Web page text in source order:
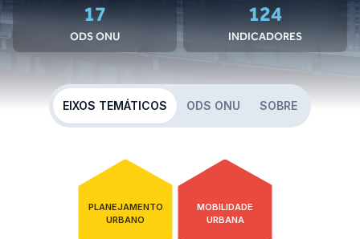
17
ODS ONU
124
INDICADORES
EIXOS TEMÁTICOS ODS ONU SOBRE
PLANEJAMENTO
URBANO
MOBILIDADE
URBANA